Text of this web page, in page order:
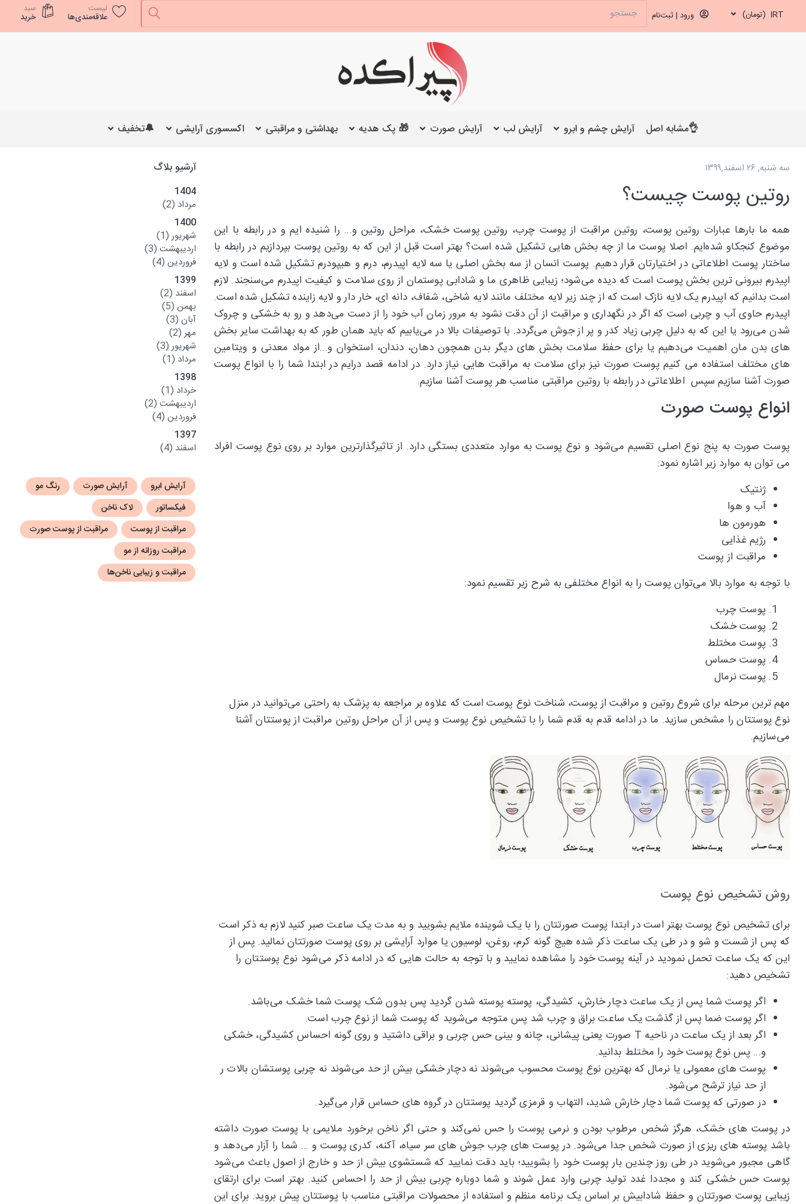
IRT (تومان) ورود | ثبت‌نام
لیست
علاقه‌مندی‌ها
سبد
خرید
👌مشابه اصل آرایش چشم و ابرو آرایش لب آرایش صورت 🎁 پک هدیه بهداشتی و مراقبتی اکسسوری آرایشی 🔔تخفیف
سه شنبه, ۲۶ اسفند,۱۳۹۹
روتین پوست چیست؟
همه ما بارها عبارات روتین پوست، روتین مراقبت از پوست چرب، روتین پوست خشک، مراحل روتین و... را شنیده ایم و در رابطه با این
موضوع کنجکاو شده‌ایم. اصلا پوست ما از چه بخش هایی تشکیل شده است؟ بهتر است قبل از این که به روتین پوست بپردازیم در رابطه با
ساختار پوست اطلاعاتی در اختیارتان قرار دهیم. پوست انسان از سه بخش اصلی یا سه لایه اپیدرم، درم و هیپودرم تشکیل شده است و لایه
اپیدرم بیرونی ترین بخش پوست است که دیده می‌شود؛ زیبایی ظاهری ما و شادابی پوستمان از روی سلامت و کیفیت اپیدرم می‌سنجند. لازم
است بدانیم که اپیدرم یک لایه نازک است که از چند زیر لایه مختلف مانند لایه شاخی، شفاف، دانه ای، خار دار و لایه زاینده تشکیل شده است.
اپیدرم حاوی آب و چربی است که اگر در نگهداری و مراقبت از آن دقت نشود به مرور زمان آب خود را از دست می‌دهد و رو به خشکی و چروک
شدن می‌رود یا این که به دلیل چربی زیاد کدر و پر از جوش می‌گردد. با توصیفات بالا در می‌یابیم که باید همان طور که به بهداشت سایر بخش
های بدن مان اهمیت می‌دهیم یا برای حفظ سلامت بخش های دیگر بدن همچون دهان، دندان، استخوان و...از مواد معدنی و ویتامین
های مختلف استفاده می کنیم پوست صورت نیز برای سلامت به مراقبت هایی نیاز دارد. در ادامه قصد درایم در ابتدا شما را با انواع پوست
صورت آشنا سازیم سپس اطلاعاتی در رابطه با روتین مراقبتی مناسب هر پوست آشنا سازیم.
انواع پوست صورت
پوست صورت به پنج نوع اصلی تقسیم می‌شود و نوع پوست به موارد متعددی بستگی دارد. از تاثیرگذارترین موارد بر روی نوع پوست افراد
می توان به موارد زیر اشاره نمود:
ژنتیک
آب و هوا
هورمون ها
رژیم غذایی
مراقبت از پوست
با توجه به موارد بالا می‌توان پوست را به انواع مختلفی به شرح زیر تقسیم نمود:
پوست چرب
پوست خشک
پوست مختلط
پوست حساس
پوست نرمال
مهم ترین مرحله برای شروع روتین و مراقبت از پوست، شناخت نوع پوست است که علاوه بر مراجعه به پزشک به راحتی می‌توانید در منزل
نوع پوستتان را مشخص سازید. ما در ادامه قدم به قدم شما را با تشخیص نوع پوست و پس از آن مراحل روتین مراقبت از پوستتان آشنا
می‌سازیم.
روش تشخیص نوع پوست
برای تشخیص نوع پوست بهتر است در ابتدا پوست صورتتان را با یک شوینده ملایم بشویید و به مدت یک ساعت صبر کنید لازم به ذکر است
که پس از شست و شو و در طی یک ساعت ذکر شده هیچ گونه کرم، روغن، لوسیون یا موارد آرایشی بر روی پوست صورتتان نمالید. پس از
این که یک ساعت تحمل نمودید در آینه پوست خود را مشاهده نمایید و با توجه به حالت هایی که در ادامه ذکر می‌شود نوع پوستتان را
تشخیص دهید:
اگر پوست شما پس از یک ساعت دچار خارش، کشیدگی، پوسته پوسته شدن گردید پس بدون شک پوست شما خشک می‌باشد.
اگر پوست ضما پس از گذشت یک ساعت براق و چرب شد پس متوجه می‌شوید که پوست شما از نوع چرب است.
اگر بعد از یک ساعت در ناحیه T صورت یعنی پیشانی، چانه و بینی حس چربی و براقی داشتید و روی گونه احساس کشیدگی، خشکی
و... پس نوع پوست خود را مختلط بدانید.
پوست های معمولی یا نرمال که بهترین نوع پوست محسوب می‌شوند نه دچار خشکی بیش از حد می‌شوند نه چربی پوستشان بالات ر
از حد نیاز ترشح می‌شود.
در صورتی که پوست شما دچار خارش شدید، التهاب و قرمزی گردید پوستتان در گروه های حساس قرار می‌گیرد.
در پوست های خشک، هرگز شخص مرطوب بودن و نرمی پوست را حس نمی‌کند و حتی اگر ناخن برخورد ملایمی با پوست صورت داشته
باشد پوسته های ریزی از صورت شخص جدا می‌شود. در پوست های چرب جوش های سر سیاه، آکنه، کدری پوست و ... شما را آزار می‌دهد و
گاهی مجبور می‌شوید در طی روز چندین بار پوست خود را بشویید؛ باید دقت نمایید که شستشوی بیش از حد و خارج از اصول باعث می‌شود
پوست حس خشکی کند و مجددا غدد تولید چربی وارد عمل شوند و شما دوباره چربی بیش از حد را احساس کنید. بهتر است برای ارتقای
زیبایی پوست صورتتان و حفظ شادابیش بر اساس یک برنامه منظم و استفاده از محصولات مراقبتی مناسب با پوستتان پیش بروید. برای این
آرشیو بلاگ
1404
مرداد (2)
1400
شهریور (1)
اردیبهشت (3)
فروردین (4)
1399
اسفند (2)
بهمن (5)
آبان (3)
مهر (2)
شهریور (3)
مرداد (1)
1398
خرداد (1)
اردیبهشت (2)
فروردین (4)
1397
اسفند (4)
آرایش ابرو آرایش صورت
رنگ مو
فیکساتور
لاک ناخن
مراقبت از پوست
مراقبت از پوست صورت
مراقبت روزانه از مو
مراقبت و زیبایی ناخن‌ها